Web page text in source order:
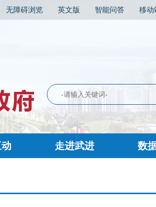
无障碍浏览 英文版 智能问答 移动
走进武进 数